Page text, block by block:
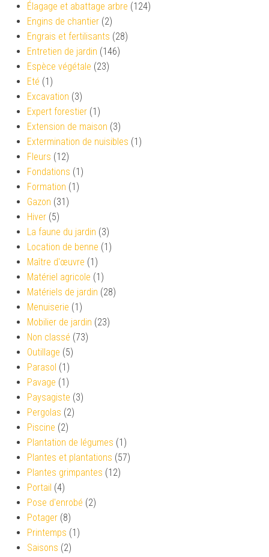
Élagage et abattage arbre (124)
Engins de chantier (2)
Engrais et fertilisants (28)
Entretien de jardin (146)
Espèce végétale (23)
Eté (1)
Excavation (3)
Expert forestier (1)
Extension de maison (3)
Extermination de nuisibles (1)
Fleurs (12)
Fondations (1)
Formation (1)
Gazon (31)
Hiver (5)
La faune du jardin (3)
Location de benne (1)
Maître d'œuvre (1)
Matériel agricole (1)
Matériels de jardin (28)
Menuiserie (1)
Mobilier de jardin (23)
Non classé (73)
Outillage (5)
Parasol (1)
Pavage (1)
Paysagiste (3)
Pergolas (2)
Piscine (2)
Plantation de légumes (1)
Plantes et plantations (57)
Plantes grimpantes (12)
Portail (4)
Pose d'enrobé (2)
Potager (8)
Printemps (1)
Saisons (2)